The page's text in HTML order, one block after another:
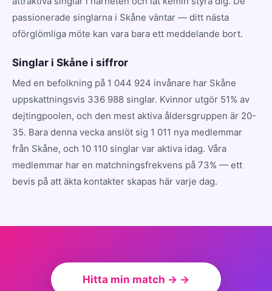
passionerade singlarna i Skåne väntar — ditt nästa
oförglömliga möte kan vara bara ett meddelande bort.
Singlar i Skåne i siffror
Med en befolkning på 1 044 924 invånare har Skåne
uppskattningsvis 336 988 singlar. Kvinnor utgör 51% av
dejtingpoolen, och den mest aktiva åldersgruppen är 20-
35. Bara denna vecka anslöt sig 1 011 nya medlemmar
från Skåne, och 10 110 singlar var aktiva idag. Våra
medlemmar har en matchningsfrekvens på 73% — ett
bevis på att äkta kontakter skapas här varje dag.
Hitta min match → →